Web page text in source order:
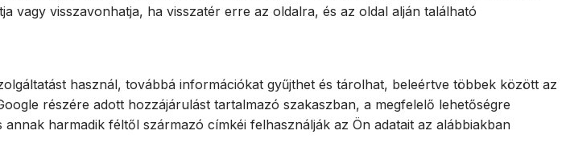
vagy visszavonhatja, ha visszatér erre az oldalra, és az oldal alján található
használ, továbbá információkat gyűjthet és tárolhat, beleértve többek között az
részére adott hozzájárulást tartalmazó szakaszban, a megfelelő lehetőségre
harmadik féltől származó címkéi felhasználják az Ön adatait az alábbiakban